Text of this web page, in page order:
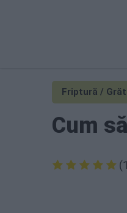
Friptură /
Cum